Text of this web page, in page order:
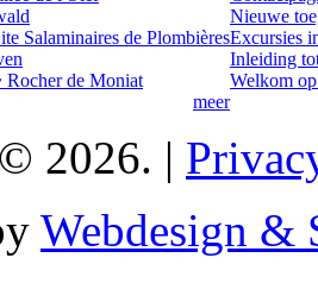
Salaminaires de Plombières
Rocher de Moniat
meer
Nieuwe
Excursies
Inleiding
Welkom
2026. |
Webdesign &